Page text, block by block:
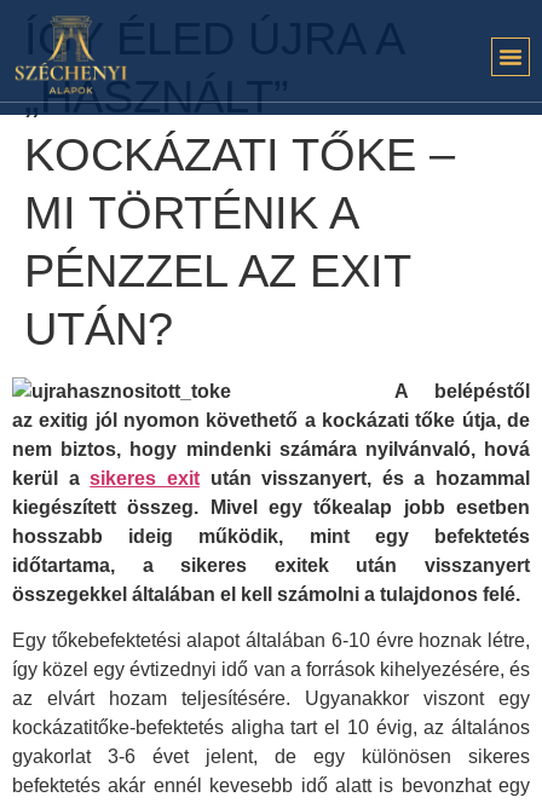
ÍGY ÉLED ÚJRA A
„HASZNÁLT”
KOCKÁZATI TŐKE –
MI TÖRTÉNIK A
PÉNZZEL AZ EXIT
UTÁN?
A belépéstől
az exitig jól nyomon követhető a kockázati tőke útja, de
nem biztos, hogy mindenki számára nyilvánvaló, hová
kerül asikeres exitután visszanyert, és a hozammal
kiegészített összeg. Mivel egy tőkealap jobb esetben
hosszabb ideig működik, mint egy befektetés
időtartama, a sikeres exitek után visszanyert
összegekkel általában el kell számolni a tulajdonos felé.
Egy tőkebefektetési alapot általában 6-10 évre hoznak létre,
így közel egy évtizednyi idő van a források kihelyezésére, és
az elvárt hozam teljesítésére. Ugyanakkor viszont egy
kockázatitőke-befektetés aligha tart el 10 évig, az általános
gyakorlat 3-6 évet jelent, de egy különösen sikeres
befektetés akár ennél kevesebb idő alatt is bevonzhat egy